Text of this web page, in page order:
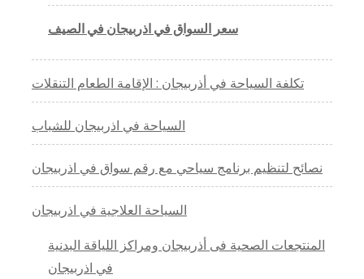
سعر السواق في اذربيجان في الصيف
تكلفة السياحة في أذربيجان : الإقامة الطعام التنقلات
السياحة في اذربيجان للشباب
نصائح لتنظيم برنامج سياحي مع رقم سواق في اذربيجان
السياحة العلاجية في اذربيجان
المنتجعات الصحية فى أذربيجان ومراكز اللياقة البدنية
في اذربيجان